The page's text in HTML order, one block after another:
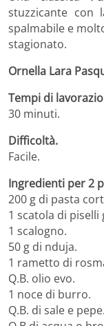
stuzzicante con
spalmabile e
stagionato.
Ornella Lara
Tempi di
30 minuti.
Difficoltà.
Facile.
Ingredienti per 2
200 g di pasta
1 scatola di piselli
1 scalogno.
50 g di nduja.
1 rametto di
Q.B. olio evo.
1 noce di burro.
Q.B. di sale e pepe.